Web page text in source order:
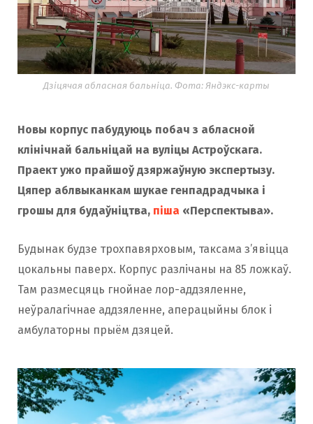
Дзіцячая абласная бальніца. Фота: Яндэкс-карты
Новы корпус пабудуюць побач з абласной
клінічнай бальніцай на вуліцы Астроўскага.
Праект ужо прайшоў дзяржаўную экспертызу.
Цяпер аблвыканкам шукае генпадрадчыка і
грошы для будаўніцтва, піша «Перспектыва».
Будынак будзе трохпавярховым, таксама з’явіцца
цокальны паверх. Корпус разлічаны на 85 ложкаў.
Там размесцяць гнойнае лор-аддзяленне,
неўралагічнае аддзяленне, аперацыйны блок і
амбулаторны прыём дзяцей.